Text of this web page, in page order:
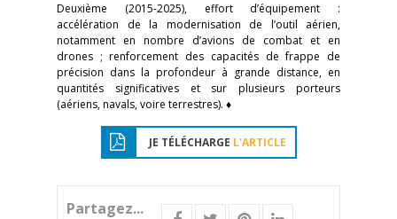
Deuxième (2015-2025), effort d’équipement :
accélération de la modernisation de l’outil aérien,
notamment en nombre d’avions de combat et en
drones ; renforcement des capacités de frappe de
précision dans la profondeur à grande distance, en
quantités significatives et sur plusieurs porteurs
(aériens, navals, voire terrestres). ♦
JE TÉLÉCHARGE L'ARTICLE
Partagez...